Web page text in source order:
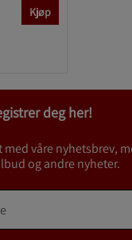
Kjøp
deg her!
våre nyhetsbrev,
og andre nyheter.